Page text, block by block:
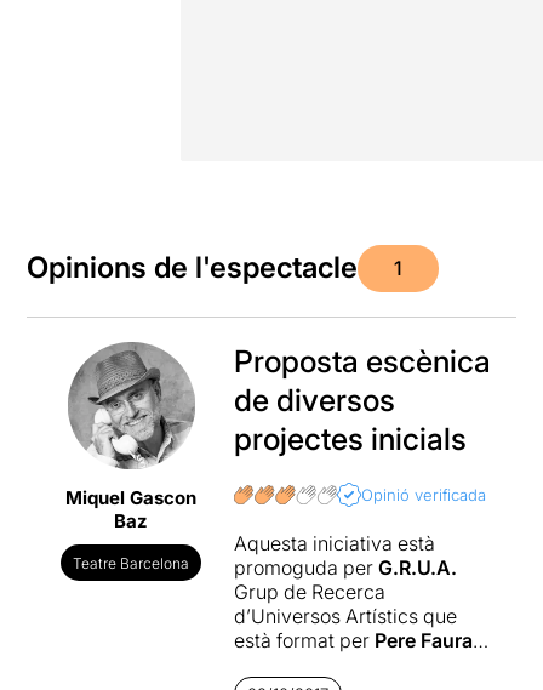
Opinions de l'espectacle 1
Miquel Gascon
Baz
Teatre Barcelona
Proposta escènica
de diversos
projectes inicials
Opinió verificada
Aquesta iniciativa està
promoguda per G.R.U.A.
Grup de Recerca
d’Universos Artístics que
està format per Pere Faura,